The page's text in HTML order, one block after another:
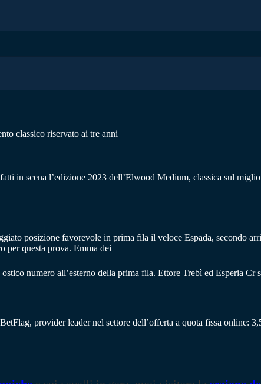
classico riservato ai tre anni
in scena l’edizione 2023 dell’Elwood Medium, classica sul
posizione favorevole in prima fila il veloce Espada, secondo
per questa prova. Emma dei
numero all’esterno della prima fila. Ettore Trebì ed Esperia Cr
provider leader nel settore dell’offerta a quota fissa online: